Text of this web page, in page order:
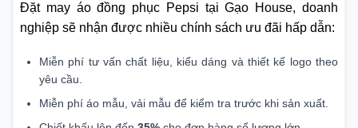
Đặt may áo đồng phục Pepsi tại Gạo House, doanh
nghiệp sẽ nhận được nhiều chính sách ưu đãi hấp dẫn:
Miễn phí tư vấn chất liệu, kiểu dáng và thiết kế logo theo
yêu cầu.
Miễn phí áo mẫu, vải mẫu để kiểm tra trước khi sản xuất.